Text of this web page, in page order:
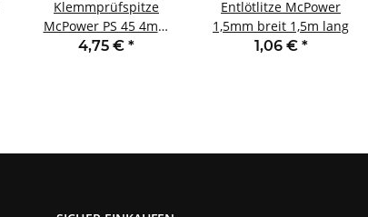
Klemmprüfspitze
McPower PS 45 4mm
Buchse rot
4,75 € *
Entlötlitze McPower
1,5mm breit 1,5m lang
1,06 € *